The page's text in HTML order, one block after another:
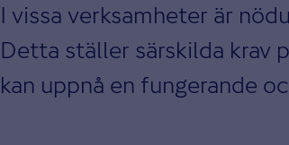
I vissa verksamheter är
Detta ställer särskilda krav
kan uppnå en fungerande